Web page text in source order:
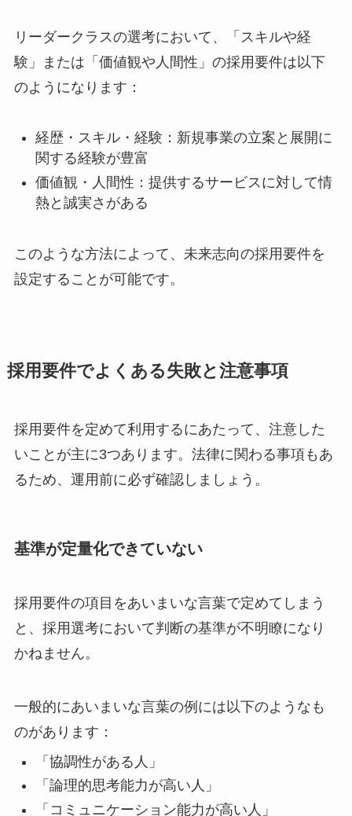
リーダークラスの選考において、「スキルや経
験」または「価値観や人間性」の採用要件は以下
のようになります：
経歴・スキル・経験：新規事業の立案と展開に
関する経験が豊富
価値観・人間性：提供するサービスに対して情
熱と誠実さがある
このような方法によって、未来志向の採用要件を
設定することが可能です。
採用要件でよくある失敗と注意事項
採用要件を定めて利用するにあたって、注意した
いことが主に3つあります。法律に関わる事項もあ
るため、運用前に必ず確認しましょう。
基準が定量化できていない
採用要件の項目をあいまいな言葉で定めてしまう
と、採用選考において判断の基準が不明瞭になり
かねません。
一般的にあいまいな言葉の例には以下のようなも
のがあります：
「協調性がある人」
「論理的思考能力が高い人」
「コミュニケーション能力が高い人」